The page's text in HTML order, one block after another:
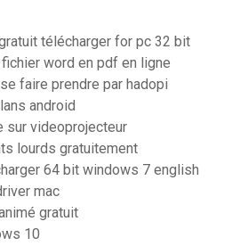
télécharger for pc 32 bit
word en pdf en ligne
faire prendre par hadopi
android
sur videoprojecteur
lourds gratuitement
64 bit windows 7 english
mac
gratuit
10